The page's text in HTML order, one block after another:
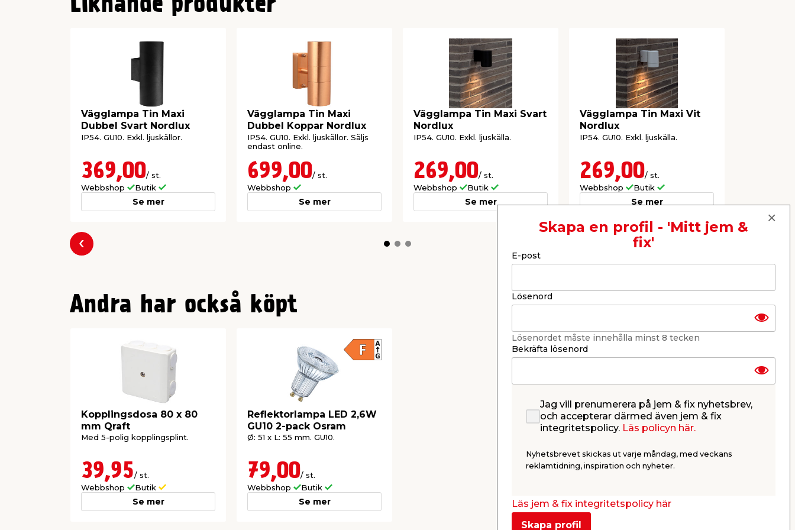
Liknande produkter
Vägglampa Tin Maxi
Dubbel Svart Nordlux
IP54. GU10. Exkl. ljuskällor.
369,00/ st.
Webbshop
Butik
Se mer
Vägglampa Tin Maxi
Dubbel Koppar Nordlux
IP54. GU10. Exkl. ljuskällor. Säljs
endast online.
699,00/ st.
Webbshop
Se mer
Vägglampa Tin Maxi Svart
Nordlux
IP54. GU10. Exkl. ljuskälla.
269,00/ st.
Webbshop
Butik
Se mer
Vägglampa Tin Maxi Vit
Nordlux
IP54. GU10. Exkl. ljuskälla.
269,00/ st.
Webbshop
Butik
Se mer
Föregående
Andra har också köpt
Kopplingsdosa 80 x 80
mm Qraft
Med 5-polig kopplingsplint.
39,95/ st.
Webbshop
Butik
Se mer
Reflektorlampa LED 2,6W
GU10 2-pack Osram
Ø: 51 x L: 55 mm. GU10.
79,00/ st.
Webbshop
Butik
Se mer
Skapa en profil - 'Mitt jem &
fix'
E-post
Lösenord
Lösenordet måste innehålla minst 8 tecken
Bekräfta lösenord
Jag vill prenumerera på jem & fix nyhetsbrev,
och accepterar därmed även jem & fix
integritetspolicy. Läs policyn här.
Nyhetsbrevet skickas ut varje måndag, med veckans
reklamtidning, inspiration och nyheter.
Läs jem & fix integritetspolicy här
Skapa profil